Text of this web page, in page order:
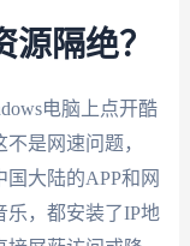
隔绝？
电脑上点开酷
是网速问题，
大陆的APP和网
乐，都安装了IP地